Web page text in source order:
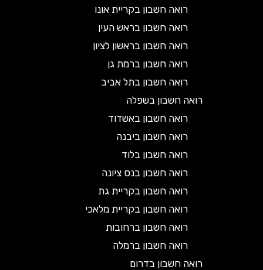
רואה חשבון בקריית אונו
רואה חשבון בראש העין
רואה חשבון בראשון לציון
רואה חשבון ברמת גן
רואה חשבון בתל אביב
רואה חשבון בשפלה
רואה חשבון באשדוד
רואה חשבון ביבנה
רואה חשבון בלוד
רואה חשבון בנס ציונה
רואה חשבון בקריית גת
רואה חשבון בקריית מלאכי
רואה חשבון ברחובות
רואה חשבון ברמלה
רואה חשבון בדרום